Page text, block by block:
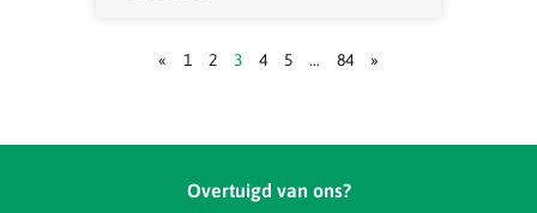
« 1 2 3 4 5 … 84 »
Overtuigd van ons?